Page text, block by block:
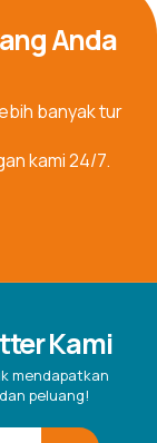
Anda
banyak tur
kami 24/7.
Kami
mendapatkan
peluang!